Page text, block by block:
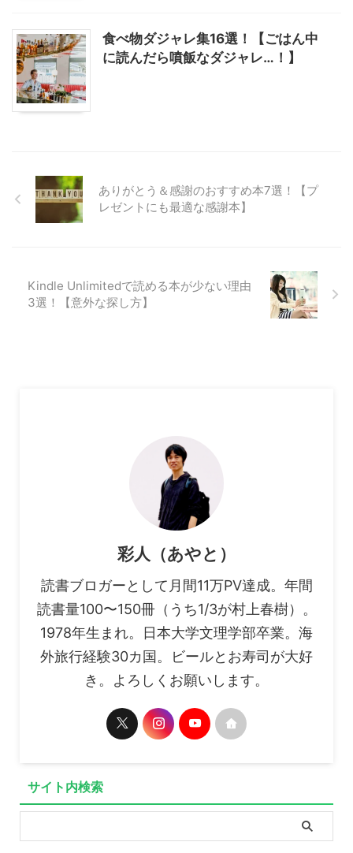
食べ物ダジャレ集16選！【ごはん中
に読んだら噴飯なダジャレ…！】
ありがとう＆感謝のおすすめ本7選！【プ
レゼントにも最適な感謝本】
Kindle Unlimitedで読める本が少ない理由
3選！【意外な探し方】
彩人（あやと）
読書ブロガーとして月間11万PV達成。年間
読書量100〜150冊（うち1/3が村上春樹）。
1978年生まれ。日本大学文理学部卒業。海
外旅行経験30カ国。ビールとお寿司が大好
き。よろしくお願いします。
サイト内検索